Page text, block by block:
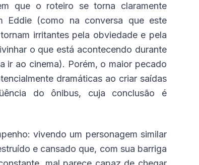
que o roteiro se torna claramente
Eddie (como na conversa que este
irritantes pela obviedade e pela
o que está acontecendo durante
ir ao cinema). Porém, o maior pecado
dramáticas ao criar saídas
do ônibus, cuja conclusão é
vivendo um personagem similar
e cansado que, com sua barriga